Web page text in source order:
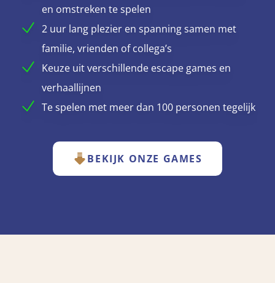
en omstreken te spelen
2 uur lang plezier en spanning samen met
familie, vrienden of collega’s
Keuze uit verschillende escape games en
verhaallijnen
Te spelen met meer dan 100 personen tegelijk
BEKIJK ONZE GAMES